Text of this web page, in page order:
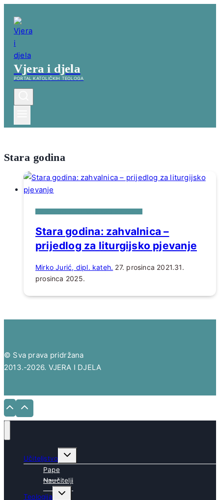
content
Vjera i djela
PORTAL KATOLIČKIH TEOLOGA
Stara godina
Stara godina: zahvalnica –
prijedlog za liturgijsko pjevanje
Mirko Jurić, dipl. kateh. 27. prosinca 2021.31.
prosinca 2025.
© Sva prava pridržana
2013.-2026. VJERA I DJELA
Učiteljstvo
Toggle
child
Pape
Naučitelji
Teologija
Toggle